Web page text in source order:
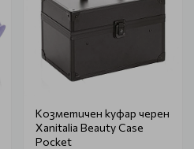
Козметичен куфар черен
Xanitalia Beauty Case
Pocket